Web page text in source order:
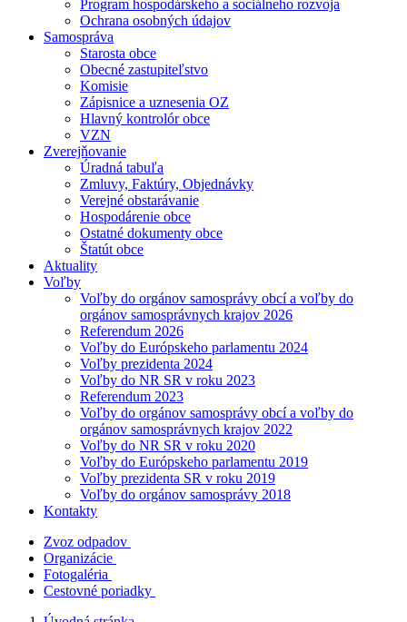
Program hospodárskeho a sociálneho rozvoja
Ochrana osobných údajov
Samospráva
Starosta obce
Obecné zastupiteľstvo
Komisie
Zápisnice a uznesenia OZ
Hlavný kontrolór obce
VZN
Zverejňovanie
Úradná tabuľa
Zmluvy, Faktúry, Objednávky
Verejné obstarávanie
Hospodárenie obce
Ostatné dokumenty obce
Štatút obce
Aktuality
Voľby
Voľby do orgánov samosprávy obcí a voľby do
orgánov samosprávnych krajov 2026
Referendum 2026
Voľby do Európskeho parlamentu 2024
Voľby prezidenta 2024
Voľby do NR SR v roku 2023
Referendum 2023
Voľby do orgánov samosprávy obcí a voľby do
orgánov samosprávnych krajov 2022
Voľby do NR SR v roku 2020
Voľby do Európskeho parlamentu 2019
Voľby prezidenta SR v roku 2019
Voľby do orgánov samosprávy 2018
Kontakty
Zvoz odpadov
Organizácie
Fotogaléria
Cestovné poriadky